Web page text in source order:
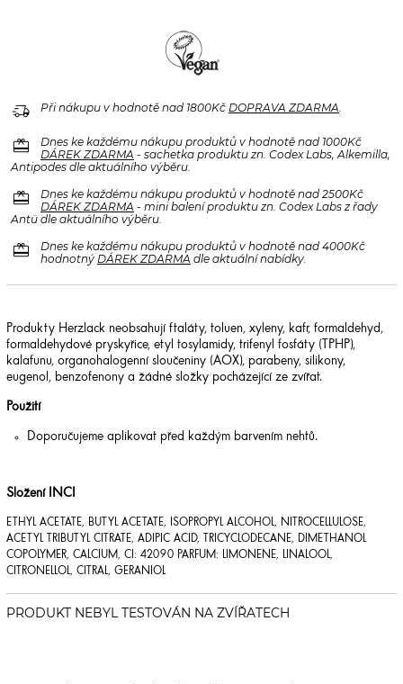
delivery_truck_speed Při nákupu v hodnotě nad 1800Kč DOPRAVA ZDARMA.
redeem
Dnes ke každému nákupu produktů v hodnotě nad 1000Kč
DÁREK ZDARMA - sachetka produktu zn. Codex Labs, Alkemilla,
Antipodes dle aktuálního výběru.
redeem
Dnes ke každému nákupu produktů v hodnotě nad 2500Kč
DÁREK ZDARMA - mini balení produktu zn. Codex Labs z řady
Antü dle aktuálního výběru.
redeem
Dnes ke každému nákupu produktů v hodnotě nad 4000Kč
hodnotný DÁREK ZDARMA dle aktuální nabídky.
Produkty Herzlack neobsahují ftaláty, toluen, xyleny, kafr, formaldehyd,
formaldehydové pryskyřice, etyl tosylamidy, trifenyl fosfáty (TPHP),
kalafunu, organohalogenní sloučeniny (AOX), parabeny, silikony,
eugenol, benzofenony a žádné složky pocházející ze zvířat.
Použití
Doporučujeme aplikovat před každým barvením nehtů.
Složení INCI
ETHYL ACETATE, BUTYL ACETATE, ISOPROPYL ALCOHOL, NITROCELLULOSE,
ACETYL TRIBUTYL CITRATE, ADIPIC ACID, TRICYCLODECANE, DIMETHANOL
COPOLYMER, CALCIUM, CI: 42090 PARFUM: LIMONENE, LINALOOL,
CITRONELLOL, CITRAL, GERANIOL